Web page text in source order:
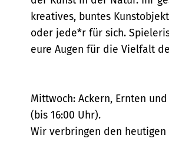
kreatives, buntes
oder jede*r für sich.
eure Augen für die Vielfalt
Mittwoch: Ackern, Ernten
(bis 16:00 Uhr).
Wir verbringen den